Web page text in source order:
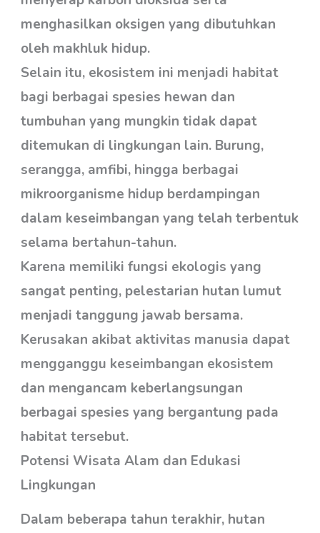
menghasilkan oksigen yang dibutuhkan
oleh makhluk hidup.
Selain itu, ekosistem ini menjadi habitat
bagi berbagai spesies hewan dan
tumbuhan yang mungkin tidak dapat
ditemukan di lingkungan lain. Burung,
serangga, amfibi, hingga berbagai
mikroorganisme hidup berdampingan
dalam keseimbangan yang telah terbentuk
selama bertahun-tahun.
Karena memiliki fungsi ekologis yang
sangat penting, pelestarian hutan lumut
menjadi tanggung jawab bersama.
Kerusakan akibat aktivitas manusia dapat
mengganggu keseimbangan ekosistem
dan mengancam keberlangsungan
berbagai spesies yang bergantung pada
habitat tersebut.
Potensi Wisata Alam dan Edukasi
Lingkungan
Dalam beberapa tahun terakhir, hutan